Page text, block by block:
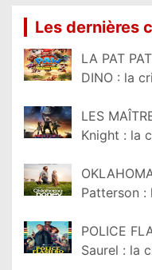
Les dernières
LA PAT
DINO : la
LES
Knight : la
Patterson
POLICE
Saurel : la